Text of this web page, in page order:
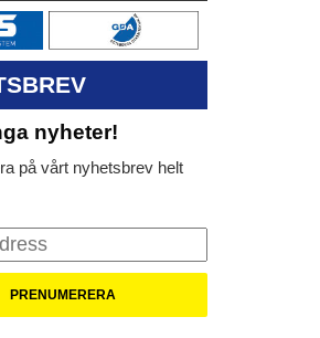
nyheter!
på vårt nyhetsbrev helt